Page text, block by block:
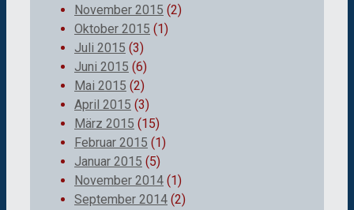
November 2015 (2)
Oktober 2015 (1)
Juli 2015 (3)
Juni 2015 (6)
Mai 2015 (2)
April 2015 (3)
März 2015 (15)
Februar 2015 (1)
Januar 2015 (5)
November 2014 (1)
September 2014 (2)